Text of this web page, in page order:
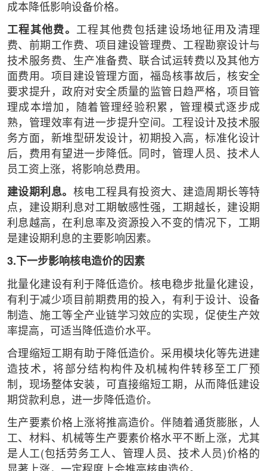
成本降低影响设备价格。
工程其他费。 工程其他费包括建设场地征用及清理
费、前期工作费、项目建设管理费、工程勘察设计与
技术服务费、生产准备费、联合试运转费以及其他方
面费用。项目建设管理方面，福岛核事故后，核安全
要求提升，政府对安全质量的监管日趋严格，项目管
理成本增加，随着管理经验积累，管理模式逐步成
熟，管理效率有进一步提升空间。工程设计及技术服
务方面，新堆型研发设计，初期投入高，标准化设计
后，费用有望进一步降低。同时，管理人员、技术人
员工资上涨，将影响总费用。
建设期利息。 核电工程具有投资大、建造周期长等特
点，建设期利息对工期敏感性强，工期越长，建设期
利息越高，在利息率及资源投入不变的情况下，工期
是建设期利息的主要影响因素。
3.下一步影响核电造价的因素
批量化建设有利于降低造价。核电稳步批量化建设，
有利于减少项目前期费用的投入，有利于设计、设备
制造、施工等全产业链学习效应的实现，促使生产效
率提高，可适当降低造价水平。
合理缩短工期有助于降低造价。采用模块化等先进建
造技术，将部分结构构件及机械构件转移至工厂预
制，现场整体安装，可直接缩短工期，从而降低建设
期贷款利息，进一步降低造价。
生产要素价格上涨将推高造价。伴随着通货膨胀，人
工、材料、机械等生产要素价格水平不断上涨，尤其
是人工(包括劳务工人、管理人员、技术人员)价格的